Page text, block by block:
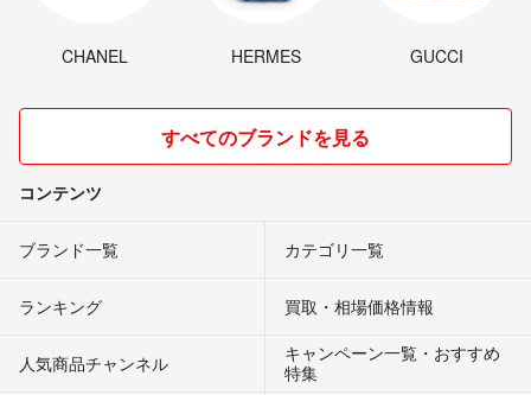
CHANEL HERMES GUCCI
すべてのブランドを見る
コンテンツ
ブランド一覧 カテゴリ一覧
ランキング 買取・相場価格情報
人気商品チャンネル
キャンペーン一覧・おすすめ
特集